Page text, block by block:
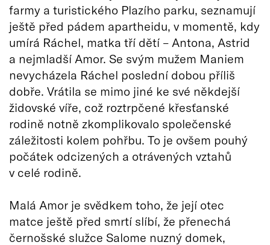
farmy a turistického Plazího parku, seznamují
ještě před pádem apartheidu, v momentě, kdy
umírá Ráchel, matka tří dětí – Antona, Astrid
a nejmladší Amor. Se svým mužem Maniem
nevycházela Ráchel poslední dobou příliš
dobře. Vrátila se mimo jiné ke své někdejší
židovské víře, což roztrpčené křesťanské
rodině notně zkomplikovalo společenské
záležitosti kolem pohřbu. To je ovšem pouhý
počátek odcizených a otrávených vztahů
v celé rodině.
Malá Amor je svědkem toho, že její otec
matce ještě před smrtí slíbí, že přenechá
černošské služce Salome nuzný domek,